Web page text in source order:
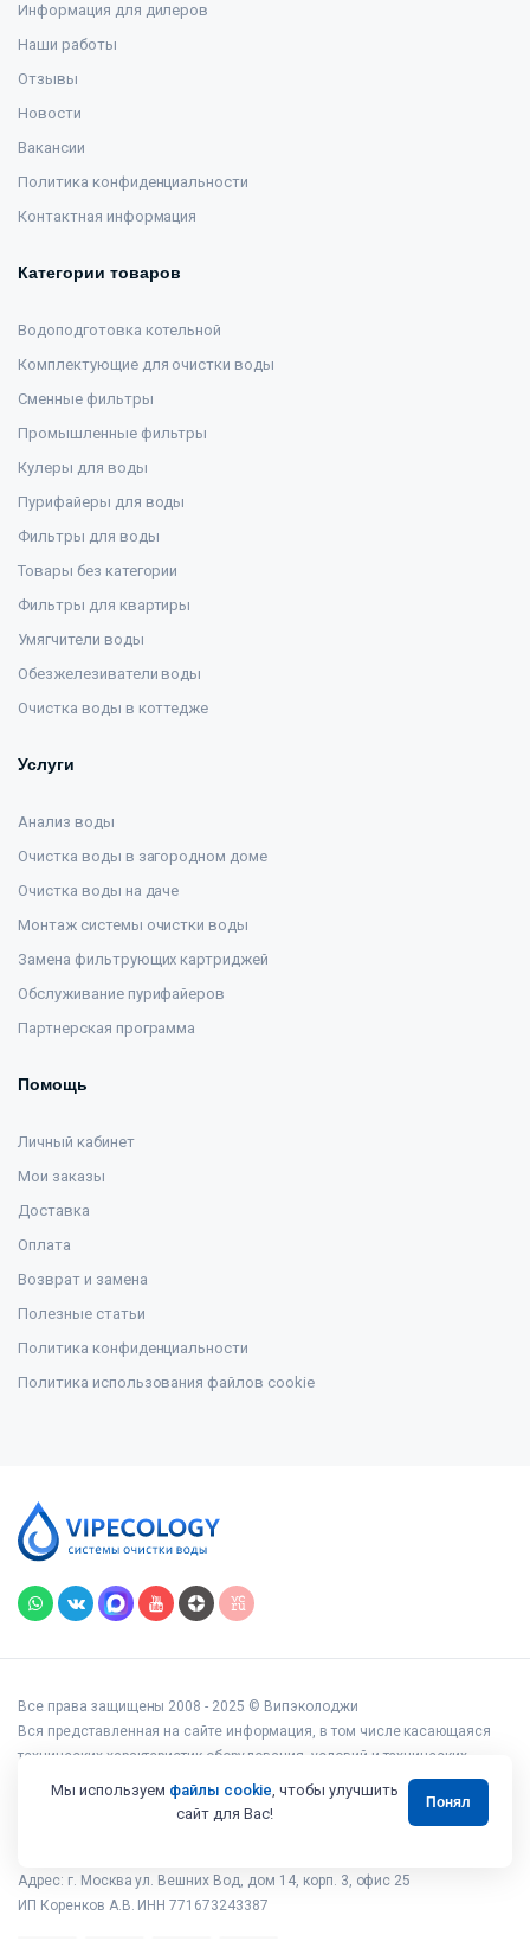
Информация для дилеров
Наши работы
Отзывы
Новости
Вакансии
Политика конфиденциальности
Контактная информация
Категории товаров
Водоподготовка котельной
Комплектующие для очистки воды
Сменные фильтры
Промышленные фильтры
Кулеры для воды
Пурифайеры для воды
Фильтры для воды
Товары без категории
Фильтры для квартиры
Умягчители воды
Обезжелезиватели воды
Очистка воды в коттедже
Услуги
Анализ воды
Очистка воды в загородном доме
Очистка воды на даче
Монтаж системы очистки воды
Замена фильтрующих картриджей
Обслуживание пурифайеров
Партнерская программа
Помощь
Личный кабинет
Мои заказы
Доставка
Оплата
Возврат и замена
Полезные статьи
Политика конфиденциальности
Политика использования файлов cookie
Все права защищены 2008 - 2025 © Випэколоджи
Вся представленная на сайте информация, в том числе касающаяся
технических характеристик оборудования, условий и технических
возможностей подключения, наличия на складе, стоимости товаров и
услуг, носит информационный характер и ни при каких условиях не
является публичной офертой, определяемой положениями статьи 437
Адрес: г. Москва ул. Вешних Вод, дом 14, корп. 3, офис 25
ИП Коренков А.В. ИНН 771673243387
Мы используем файлы cookie, чтобы улучшить
сайт для Вас!
Понял